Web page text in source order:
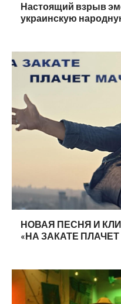
Настоящий взрыв
украинскую
НОВАЯ ПЕСНЯ И
«НА ЗАКАТЕ